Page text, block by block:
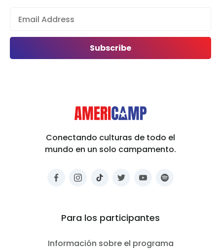
Conectando culturas de todo el
mundo en un solo campamento.
Para los participantes
Información sobre el programa